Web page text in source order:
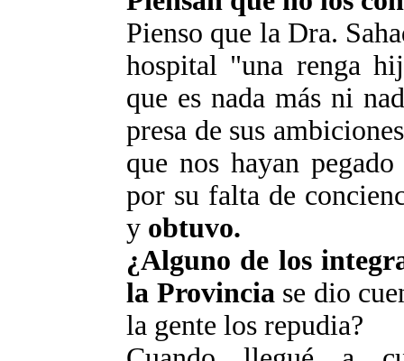
Pienso que la Dra.
hospital "una renga
que es nada más ni
presa de sus
que nos hayan
por su falta de
y obtuvo.
¿Alguno de los
la Provinciase dio
la gente los repudia?